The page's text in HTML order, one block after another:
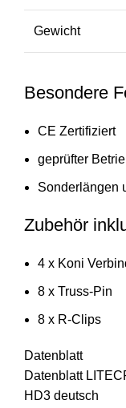
Gewicht
Besondere
CE Zertifiziert
geprüfter
Sonderlängen
Zubehör
4 x Koni
8 x Truss-Pin
8 x R-Clips
Datenblatt
Datenblatt
HD3 deutsch